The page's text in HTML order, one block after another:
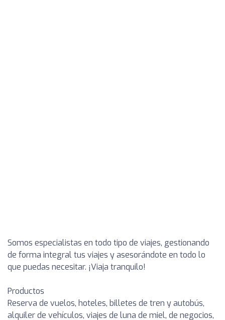
Somos especialistas en todo tipo de viajes, gestionando
de forma integral tus viajes y asesorándote en todo lo
que puedas necesitar. ¡Viaja tranquilo!
Productos
Reserva de vuelos, hoteles, billetes de tren y autobús,
alquiler de vehículos, viajes de luna de miel, de negocios,